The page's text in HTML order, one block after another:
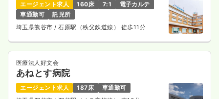
エージェント求人 160床 7:1
電子カルテ
車通勤可
託児所
埼玉県熊谷市 / 石原駅（秩父鉄道線） 徒歩11分
医療法人好文会
あねとす病院
エージェント求人 187床
車通勤可